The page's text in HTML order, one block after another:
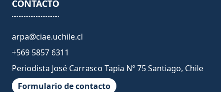
CONTACTO
arpa@ciae.uchile.cl
+569 5857 6311
Periodista José Carrasco Tapia Nº 75 Santiago, Chile
Formulario de contacto